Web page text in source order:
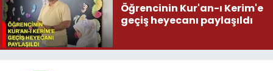
Öğrencinin Kur'an-ı Kerim'e
geçiş heyecanı paylaşıldı